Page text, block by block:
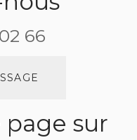
66
sur